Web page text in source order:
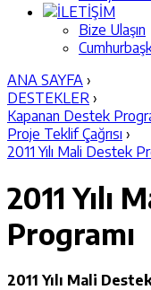
İLETİŞİM
Bize Ulaşın
ANA SAYFA ›
DESTEKLER ›
Kapanan Destek
Proje Teklif Çağrısı ›
2011 Yılı Mali Destek
2011 Yılı
Programı
2011 Yılı Mali